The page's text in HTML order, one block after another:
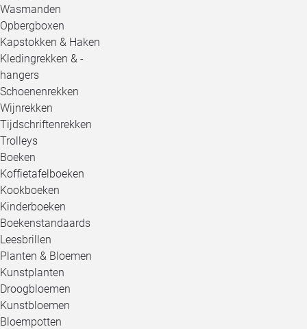
Wasmanden
Opbergboxen
Kapstokken & Haken
Kledingrekken & -
hangers
Schoenenrekken
Wijnrekken
Tijdschriftenrekken
Trolleys
Boeken
Koffietafelboeken
Kookboeken
Kinderboeken
Boekenstandaards
Leesbrillen
Planten & Bloemen
Kunstplanten
Droogbloemen
Kunstbloemen
Bloempotten